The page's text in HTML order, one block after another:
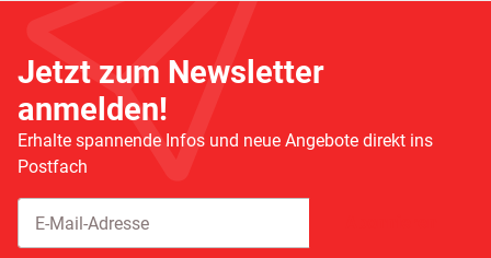
Jetzt zum Newsletter
anmelden!
Erhalte spannende Infos und neue Angebote direkt ins
Postfach